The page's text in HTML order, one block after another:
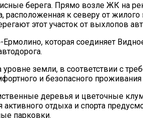
берега. Прямо возле ЖК на
расположенная к северу от
этот участок от выхлопов
которая соединяет
земли, в соответствии с
и безопасного
деревья и цветочные
отдыха и спорта
парковки.